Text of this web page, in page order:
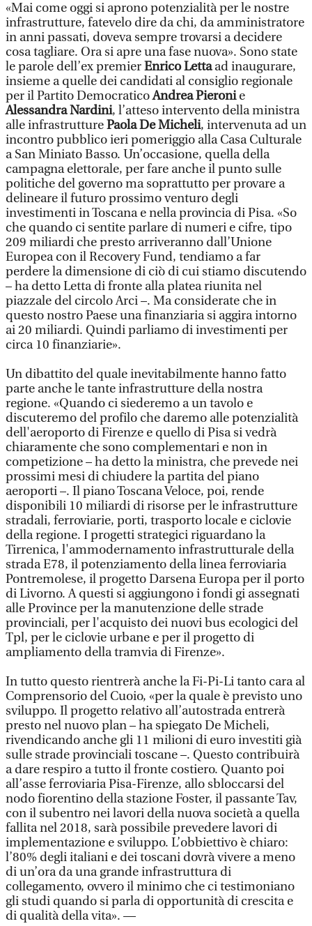
«Mai come oggi si aprono potenzialità per le nostre
infrastrutture, fatevelo dire da chi, da amministratore
in anni passati, doveva sempre trovarsi a decidere
cosa tagliare. Ora si apre una fase nuova». Sono state
le parole dell’ex premierEnrico Lettaad inaugurare,
insieme a quelle dei candidati al consiglio regionale
per il Partito DemocraticoAndrea Pieronie
Alessandra Nardini, l’atteso intervento della ministra
alle infrastrutturePaola De Micheli, intervenuta ad un
incontro pubblico ieri pomeriggio alla Casa Culturale
a San Miniato Basso. Un’occasione, quella della
campagna elettorale, per fare anche il punto sulle
politiche del governo ma soprattutto per provare a
delineare il futuro prossimo venturo degli
investimenti in Toscana e nella provincia di Pisa. «So
che quando ci sentite parlare di numeri e cifre, tipo
209 miliardi che presto arriveranno dall’Unione
Europea con il Recovery Fund, tendiamo a far
perdere la dimensione di ciò di cui stiamo discutendo
– ha detto Letta di fronte alla platea riunita nel
piazzale del circolo Arci –. Ma considerate che in
questo nostro Paese una finanziaria si aggira intorno
ai 20 miliardi. Quindi parliamo di investimenti per
circa 10 finanziarie».
Un dibattito del quale inevitabilmente hanno fatto
parte anche le tante infrastrutture della nostra
regione. «Quando ci siederemo a un tavolo e
discuteremo del profilo che daremo alle potenzialità
dell'aeroporto di Firenze e quello di Pisa si vedrà
chiaramente che sono complementari e non in
competizione – ha detto la ministra, che prevede nei
prossimi mesi di chiudere la partita del piano
aeroporti –. Il piano Toscana Veloce, poi, rende
disponibili 10 miliardi di risorse per le infrastrutture
stradali, ferroviarie, porti, trasporto locale e ciclovie
della regione. I progetti strategici riguardano la
Tirrenica, l'ammodernamento infrastrutturale della
strada E78, il potenziamento della linea ferroviaria
Pontremolese, il progetto Darsena Europa per il porto
di Livorno. A questi si aggiungono i fondi gi assegnati
alle Province per la manutenzione delle strade
provinciali, per l'acquisto dei nuovi bus ecologici del
Tpl, per le ciclovie urbane e per il progetto di
ampliamento della tramvia di Firenze».
In tutto questo rientrerà anche la Fi-Pi-Li tanto cara al
Comprensorio del Cuoio, «per la quale è previsto uno
sviluppo. Il progetto relativo all’autostrada entrerà
presto nel nuovo plan – ha spiegato De Micheli,
rivendicando anche gli 11 milioni di euro investiti già
sulle strade provinciali toscane –. Questo contribuirà
a dare respiro a tutto il fronte costiero. Quanto poi
all’asse ferroviaria Pisa-Firenze, allo sbloccarsi del
nodo fiorentino della stazione Foster, il passante Tav,
con il subentro nei lavori della nuova società a quella
fallita nel 2018, sarà possibile prevedere lavori di
implementazione e sviluppo. L’obbiettivo è chiaro:
l’80% degli italiani e dei toscani dovrà vivere a meno
di un’ora da una grande infrastruttura di
collegamento, ovvero il minimo che ci testimoniano
gli studi quando si parla di opportunità di crescita e
di qualità della vita». —